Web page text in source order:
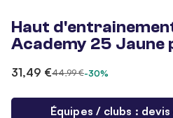
Haut
Academy 25 Jaune
31,49 €44,99 €-30%
Équipes / clubs :